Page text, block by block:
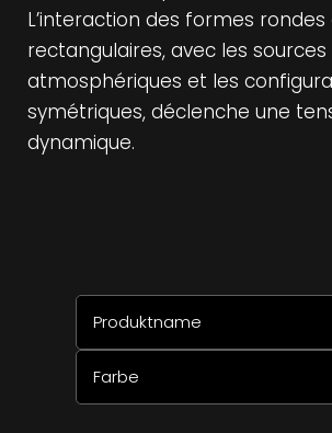
L’interaction des formes rondes
rectangulaires, avec les
atmosphériques et les
symétriques, déclenche une
dynamique.
Produktname
Sélectionner tout
Farbe